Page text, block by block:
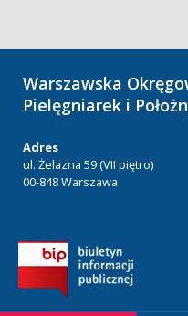
Warszawska
Pielęgniarek i
Adres
ul. Żelazna 59 (VII piętro)
00-848 Warszawa